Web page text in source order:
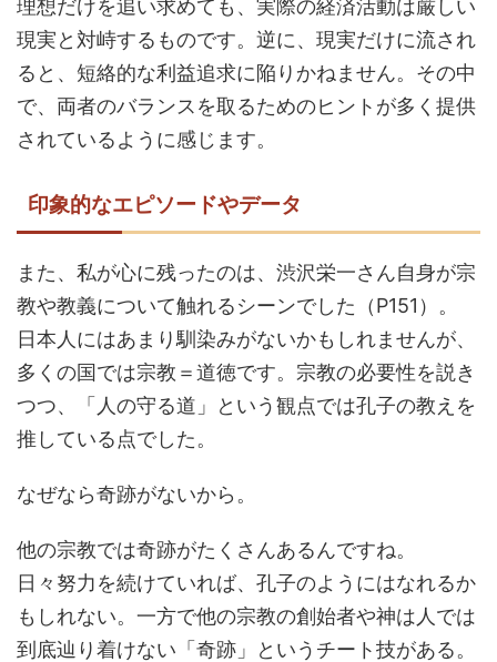
理想だけを追い求めても、実際の経済活動は厳しい
現実と対峙するものです。逆に、現実だけに流され
ると、短絡的な利益追求に陥りかねません。その中
で、両者のバランスを取るためのヒントが多く提供
されているように感じます。
印象的なエピソードやデータ
また、私が心に残ったのは、渋沢栄一さん自身が宗
教や教義について触れるシーンでした（P151）。
日本人にはあまり馴染みがないかもしれませんが、
多くの国では宗教＝道徳です。宗教の必要性を説き
つつ、「人の守る道」という観点では孔子の教えを
推している点でした。
なぜなら奇跡がないから。
他の宗教では奇跡がたくさんあるんですね。
日々努力を続けていれば、孔子のようにはなれるか
もしれない。一方で他の宗教の創始者や神は人では
到底辿り着けない「奇跡」というチート技がある。